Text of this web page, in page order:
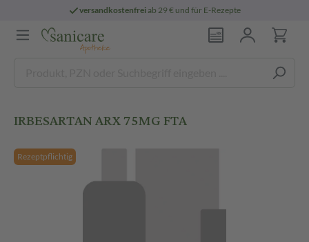
versandkostenfreiab 29 € und für E-Rezepte
IRBESARTAN ARX 75MG FTA
Rezeptpflichtig